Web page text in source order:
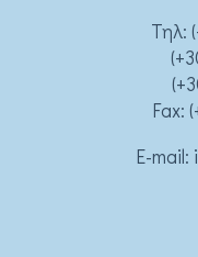
Τηλ:
Fax:
Ε-mail: